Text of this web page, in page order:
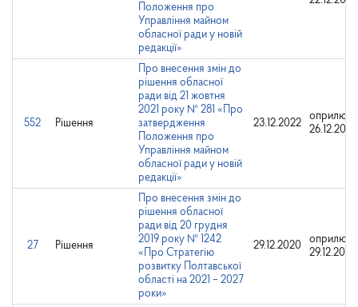
Положення про
Управління майном
обласної ради у новій
редакції»
552 Рішення
Про внесення змін до
рішення обласної
ради від 21 жовтня
2021 року № 281 «Про
затвердження
Положення про
Управління майном
обласної ради у новій
редакції»
23.12.2022
26.12.2022
27 Рішення
Про внесення змін до
рішення обласної
ради від 20 грудня
2019 року № 1242
«Про Стратегію
розвитку Полтавської
області на 2021 – 2027
роки»
29.12.2020
29.12.2020